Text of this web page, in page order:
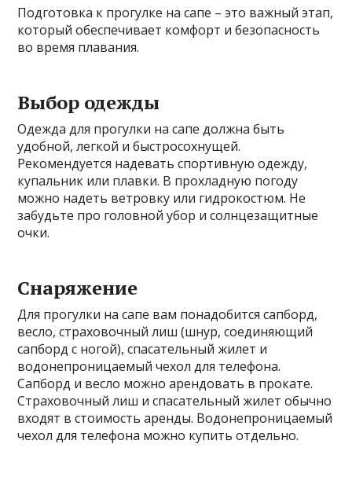
Подготовка к прогулке на сапе – это важный этап,
который обеспечивает комфорт и безопасность
во время плавания.
Выбор одежды
Одежда для прогулки на сапе должна быть
удобной, легкой и быстросохнущей.
Рекомендуется надевать спортивную одежду,
купальник или плавки. В прохладную погоду
можно надеть ветровку или гидрокостюм. Не
забудьте про головной убор и солнцезащитные
очки.
Снаряжение
Для прогулки на сапе вам понадобится сапборд,
весло, страховочный лиш (шнур, соединяющий
сапборд с ногой), спасательный жилет и
водонепроницаемый чехол для телефона.
Сапборд и весло можно арендовать в прокате.
Страховочный лиш и спасательный жилет обычно
входят в стоимость аренды. Водонепроницаемый
чехол для телефона можно купить отдельно.